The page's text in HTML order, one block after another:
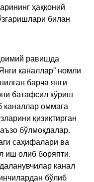
ҳаққоний
билан
равишда
каналлар” номли
барча янги
батафсил кўриш
каналлар оммага
қизиқтирган
бўлмоқдалар.
саҳифалари ва
иш олиб боряпти.
канал
бўлиб